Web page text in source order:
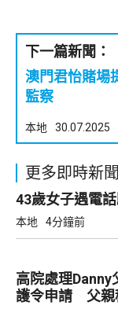
下一篇新聞：
澳門君怡賭
監察
本地 30.07.2025
更多即時新聞
43歲女子遇電
本地 4分鐘前
高院處理Danny
護令申請 父親